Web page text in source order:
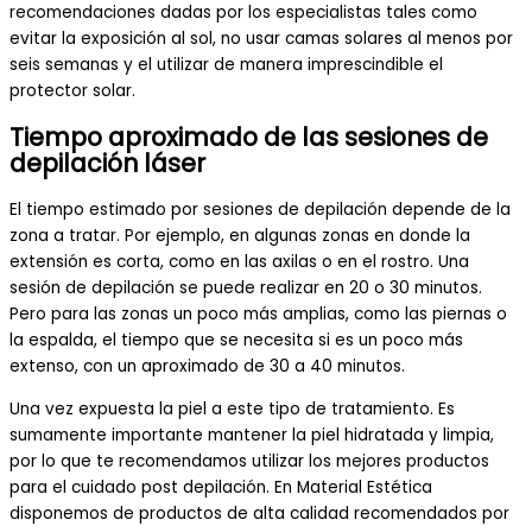
recomendaciones dadas por los especialistas tales como
evitar la exposición al sol, no usar camas solares al menos por
seis semanas y el utilizar de manera imprescindible el
protector solar.
Tiempo aproximado de las sesiones de
depilación láser
El tiempo estimado por sesiones de depilación depende de la
zona a tratar. Por ejemplo, en algunas zonas en donde la
extensión es corta, como en las axilas o en el rostro. Una
sesión de depilación se puede realizar en 20 o 30 minutos.
Pero para las zonas un poco más amplias, como las piernas o
la espalda, el tiempo que se necesita si es un poco más
extenso, con un aproximado de 30 a 40 minutos.
Una vez expuesta la piel a este tipo de tratamiento. Es
sumamente importante mantener la piel hidratada y limpia,
por lo que te recomendamos utilizar los mejores productos
para el cuidado post depilación. En Material Estética
disponemos de productos de alta calidad recomendados por